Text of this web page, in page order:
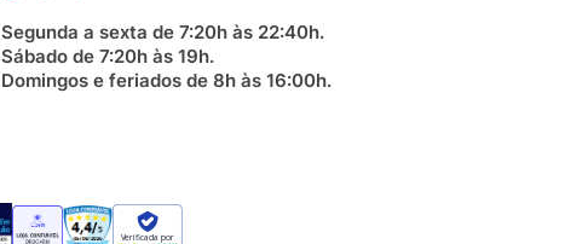
Segunda a sexta de 7:20h às 22:40h.
Sábado de 7:20h às 19h.
Domingos e feriados de 8h às 16:00h.
Verificada por